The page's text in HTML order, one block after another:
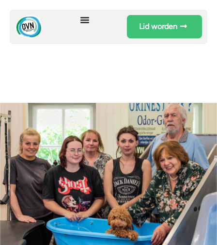
Lid worden